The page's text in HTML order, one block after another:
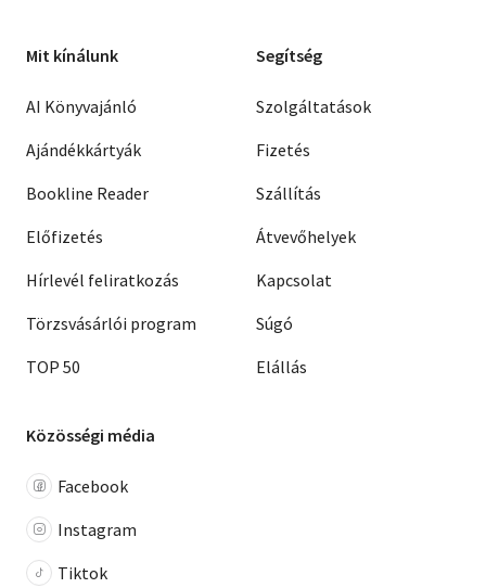
Mit kínálunk
AI Könyvajánló
Ajándékkártyák
Bookline Reader
Előfizetés
Hírlevél feliratkozás
Törzsvásárlói program
TOP 50
Segítség
Szolgáltatások
Fizetés
Szállítás
Átvevőhelyek
Kapcsolat
Súgó
Elállás
Közösségi média
Facebook
Instagram
Tiktok